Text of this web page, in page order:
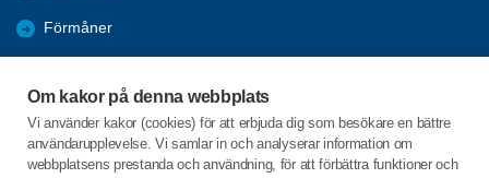
Om kakor på denna webbplats
Vi använder kakor (cookies) för att erbjuda dig som besökare en bättre
användarupplevelse. Vi samlar in och analyserar information om
webbplatsens prestanda och användning, för att förbättra funktioner och
Förmåner
Reportage
Arkiv